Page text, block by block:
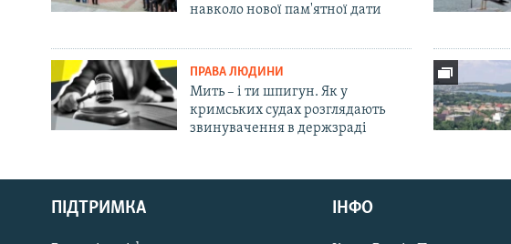
Русский
Qırımtatar
навколо нової пам'ятної дати
ПРАВА ЛЮДИНИ
Мить – і ти шпигун. Як у
кримських судах розглядають
звинувачення в держзраді
ПІДТРИМКА ІНФО